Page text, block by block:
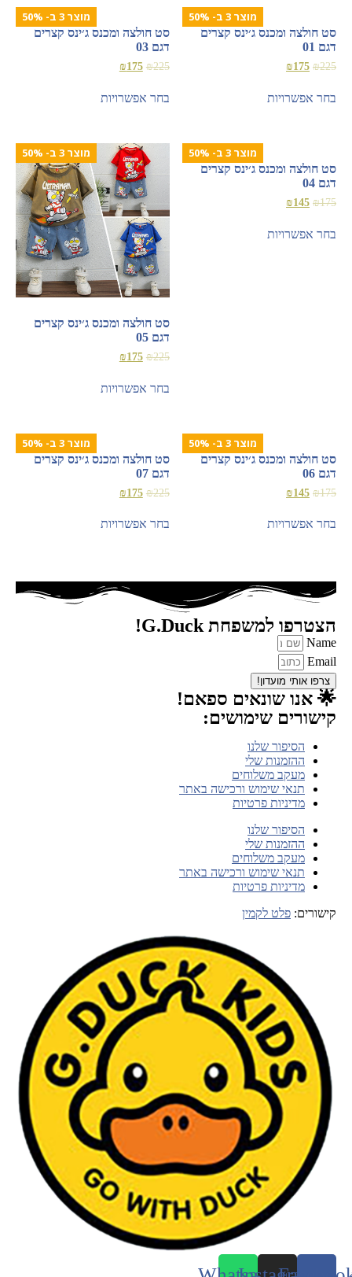
מוצר 3 ב- 50%
סט חולצה ומכנס ג׳ינס קצרים
דגם 01
₪225
₪175
בחר אפשרויות
מוצר 3 ב- 50%
סט חולצה ומכנס ג׳ינס קצרים
דגם 03
₪225
₪175
בחר אפשרויות
מוצר 3 ב- 50%
סט חולצה ומכנס ג׳ינס קצרים
דגם 04
₪175
₪145
בחר אפשרויות
מוצר 3 ב- 50%
סט חולצה ומכנס ג׳ינס קצרים
דגם 05
₪225
₪175
בחר אפשרויות
מוצר 3 ב- 50%
סט חולצה ומכנס ג׳ינס קצרים
דגם 06
₪175
₪145
בחר אפשרויות
מוצר 3 ב- 50%
סט חולצה ומכנס ג׳ינס קצרים
דגם 07
₪225
₪175
בחר אפשרויות
הצטרפו למשפחת G.Duck!
Name
Email
צרפו אותי מועדון!
🌟 אנו שונאים ספאם!
קישורים שימושים:
הסיפור שלנו
ההזמנות שלי
מעקב משלוחים
תנאי שימוש ורכישה באתר
מדיניות פרטיות
הסיפור שלנו
ההזמנות שלי
מעקב משלוחים
תנאי שימוש ורכישה באתר
מדיניות פרטיות
קישורים: פלט לקמין